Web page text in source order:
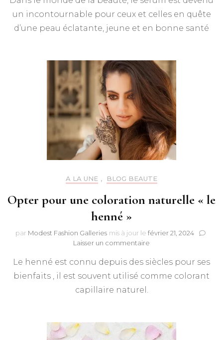
sort-
Comment
utiliser
un
sérum
un incontournable pour ceux et celles en quête
d’une peau éclatante, jeune et en bonne santé
A LA UNE , BLOG BEAUTE
Opter pour une coloration naturelle « le
henné »
par Modest Fashion Galleries mis à jour le février 21, 2024
Laisser un commentaire
pour
Le henné est connu depuis des siècles pour ses
bienfaits , il est souvent utilisé comme colorant
capillaire naturel.